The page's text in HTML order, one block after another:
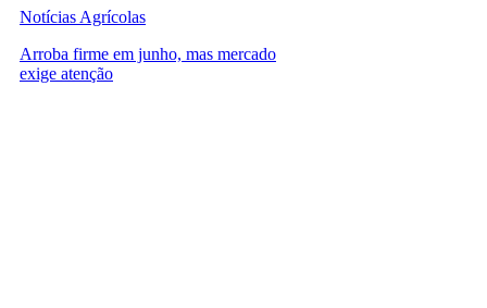
Notícias Agrícolas
Arroba firme em junho, mas mercado
exige atenção